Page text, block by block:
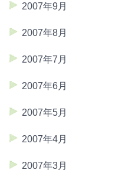
2007年9月
2007年8月
2007年7月
2007年6月
2007年5月
2007年4月
2007年3月